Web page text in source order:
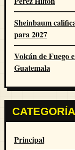
Sheinbaum
para 2027
Volcán de Fuego
Guatemala
Principal